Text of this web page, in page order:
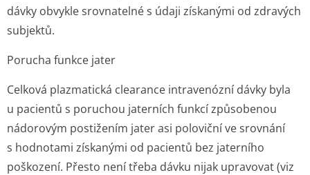
dávky obvykle srovnatelné s údaji získanými od zdravých
subjektů.
Porucha funkce jater
Celková plazmatická clearance intravenózní dávky byla
u pacientů s poruchou jaterních funkcí způsobenou
nádorovým postižením jater asi poloviční ve srovnání
s hodnotami získanými od pacientů bez jaterního
poškození. Přesto není třeba dávku nijak upravovat (viz